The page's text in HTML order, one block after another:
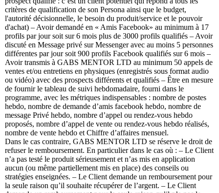
critères de qualification de son Persona ainsi que le budget,
l'autorité décisionnelle, le besoin du produit/service et le pouvoir
d'achat) – Avoir demandé en « Amis Facebook» au minimum à 17
profils par jour soit sur 6 mois plus de 3000 profils qualifiés – Avoir
discuté en Message privé sur Messenger avec au moins 5 personnes
différentes par jour soit 900 profils Facebook qualifiés sur 6 mois –
Avoir transmis à GABS MENTOR LTD au minimum 50 appels de
ventes et/ou entretiens en physiques (enregistrés sous format audio
ou vidéo) avec des prospects différents et qualifiés – Être en mesure
de fournir le tableau de suivi hebdomadaire, fourni dans le
programme, avec les métriques indispensables : nombre de postes
hebdo, nombre de demande d’amis facebook hebdo, nombre de
message Privé hebdo, nombre d’appel ou rendez-vous hebdo
proposés, nombre d’appel de vente ou rendez-vous hebdo réalisés,
nombre de vente hebdo et Chiffre d’affaires mensuel.
Dans le cas contraire, GABS MENTOR LTD se réserve le droit de
refuser le remboursement. En particulier dans le cas où : – Le Client
n’a pas testé le produit sérieusement et n’as mis en application
aucun (ou même partiellement mis en place) des conseils ou
stratégies enseignées. – Le Client demande un remboursement pour
la seule raison qu’il souhaite récupérer de l’argent. – Le Client